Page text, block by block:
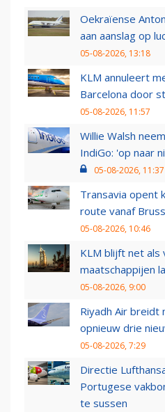
Oekraïense
aan aanslag op
05-08-2026, 13:18
KLM annuleert
Barcelona door
05-08-2026, 11:57
Willie Walsh
IndiGo: 'op naar
05-08-2026, 11:37
Transavia opent
route vanaf
05-08-2026, 10:46
KLM blijft net als
maatschappijen
05-08-2026, 9:00
Riyadh Air
opnieuw drie
05-08-2026, 7:29
Directie
Portugese
te sussen